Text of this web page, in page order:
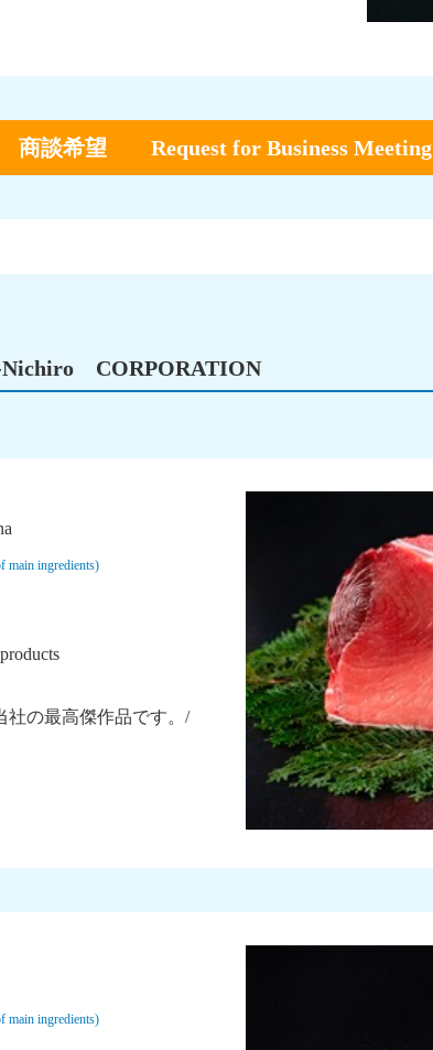
商談希望 Request for Business Meeting
Nichiro CORPORATION
main ingredients)
社の最高傑作品です。/
main ingredients)